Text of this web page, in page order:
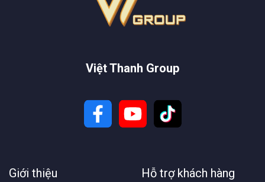
Việt Thanh Group
Giới thiệu Hỗ trợ khách hàng